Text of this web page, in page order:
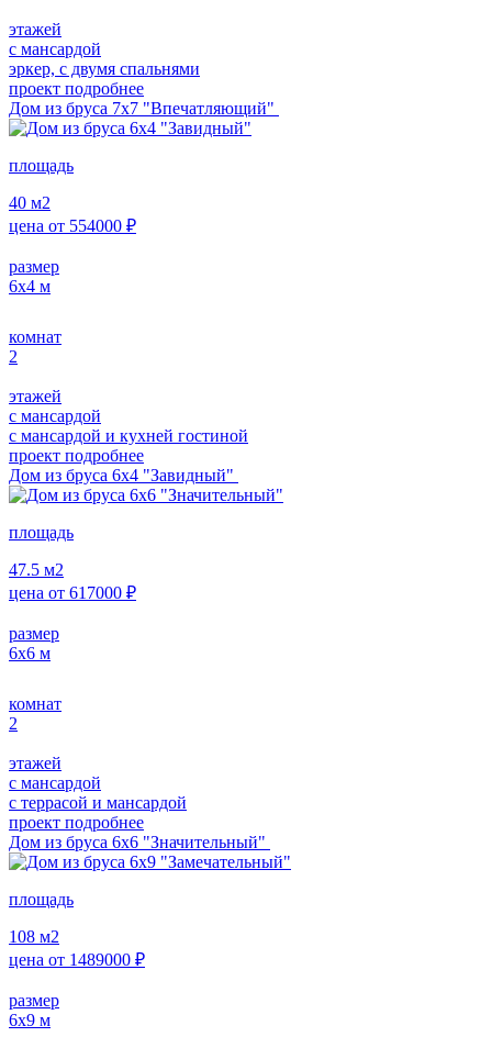
этажей
с мансардой
эркер, с двумя спальнями
проект подробнее
Дом из бруса 7х7 "Впечатляющий"
площадь
40 м2
цена от 554000 ₽
размер
6х4 м
комнат
2
этажей
с мансардой
с мансардой и кухней гостиной
проект подробнее
Дом из бруса 6х4 "Завидный"
площадь
47.5 м2
цена от 617000 ₽
размер
6х6 м
комнат
2
этажей
с мансардой
с террасой и мансардой
проект подробнее
Дом из бруса 6х6 "Значительный"
площадь
108 м2
цена от 1489000 ₽
размер
6х9 м